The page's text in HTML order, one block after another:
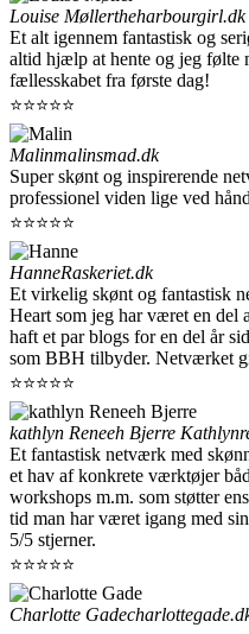
Louise Møllertheharbourgirl.dk
Et alt igennem fantastisk og
altid hjælp at hente og jeg følte
fællesskabet fra første dag!
⭐⭐⭐⭐⭐
Malinmalinsmad.dk
Super skønt og inspirerende
professionel viden lige ved
⭐⭐⭐⭐⭐
HanneRaskeriet.dk
Et virkelig skønt og fantastisk
Heart som jeg har været en del
haft et par blogs for en del år
som BBH tilbyder. Netværket
⭐⭐⭐⭐⭐
kathlyn Reneeh Bjerre
Et fantastisk netværk med
et hav af konkrete værktøjer
workshops m.m. som støtter
tid man har været igang med
5/5 stjerner.
⭐⭐⭐⭐⭐
Charlotte Gade